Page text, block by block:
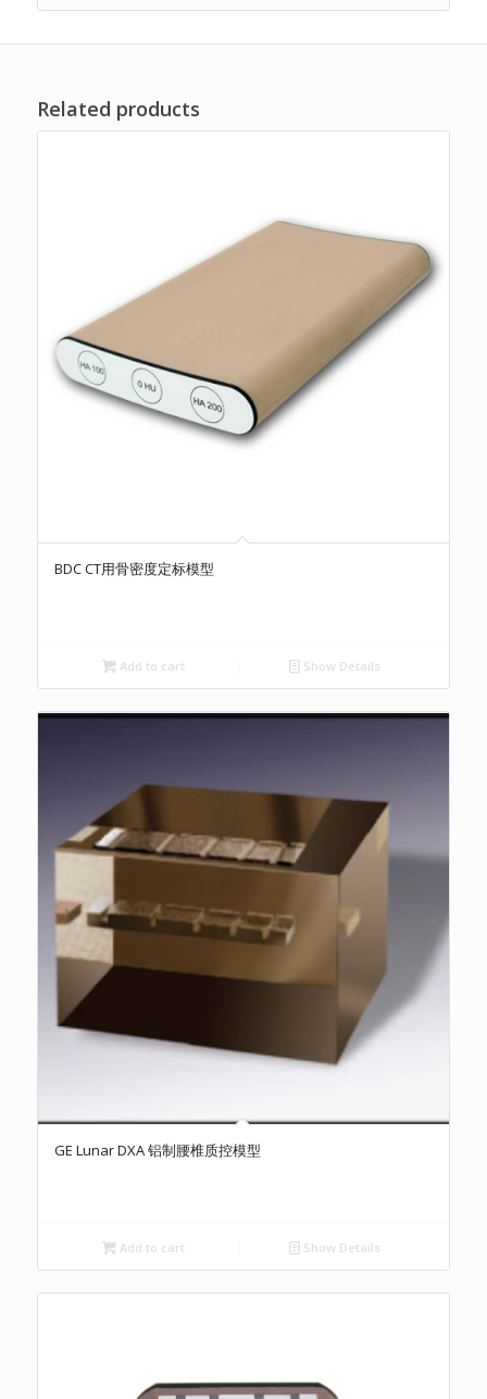
Related products
BDC CT用骨密度定标模型
Add to cart Show Details
GE Lunar DXA 铝制腰椎质控模型
Add to cart Show Details